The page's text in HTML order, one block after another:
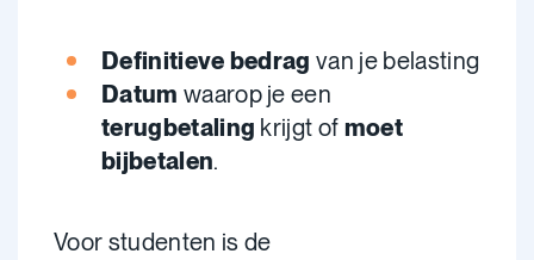
Definitieve bedrag van je belasting
Datum waarop je een
terugbetaling krijgt of moet
bijbetalen.
Voor studenten is de